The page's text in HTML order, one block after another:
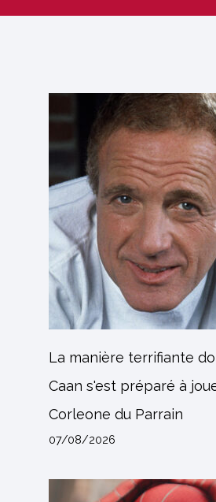
La manière terrifiante
Caan s'est préparé à
Corleone du Parrain
07/08/2026